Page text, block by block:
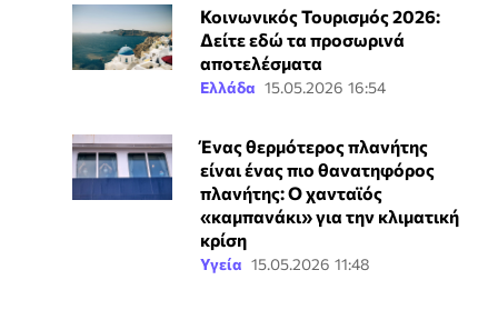
Κοινωνικός Τουρισμός 2026:
Δείτε εδώ τα προσωρινά
αποτελέσματα
Ελλάδα 15.05.2026 16:54
Ένας θερμότερος πλανήτης
είναι ένας πιο θανατηφόρος
πλανήτης: Ο χανταϊός
«καμπανάκι» για την κλιματική
κρίση
Υγεία 15.05.2026 11:48